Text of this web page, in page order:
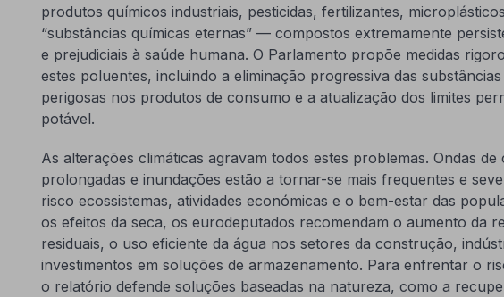
produtos químicos industriais, pesticidas, fertilizantes,
“substâncias químicas eternas” — compostos extremamente
e prejudiciais à saúde humana. O Parlamento propõe medidas
estes poluentes, incluindo a eliminação progressiva das substâncias
perigosas nos produtos de consumo e a atualização dos limites
potável.
As alterações climáticas agravam todos estes problemas. Ondas de
prolongadas e inundações estão a tornar-se mais frequentes e
risco ecossistemas, atividades económicas e o bem-estar das
os efeitos da seca, os eurodeputados recomendam o aumento da
residuais, o uso eficiente da água nos setores da construção,
investimentos em soluções de armazenamento. Para enfrentar o
o relatório defende soluções baseadas na natureza, como a